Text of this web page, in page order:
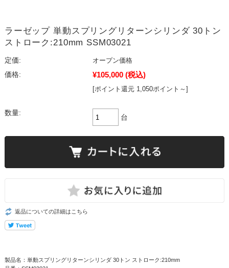
ラーゼップ 単動スプリングリターンシリンダ 30トン
ストローク:210mm SSM03021
定価:
オープン価格
価格:
¥105,000 (税込)
[ポイント還元 1,050ポイント～]
数量:
台
返品についての詳細はこちら
製品名：単動スプリングリターンシリンダ 30トン ストローク:210mm